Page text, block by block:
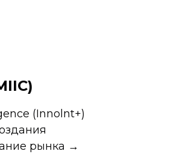
(Innolnt+)
рынка →